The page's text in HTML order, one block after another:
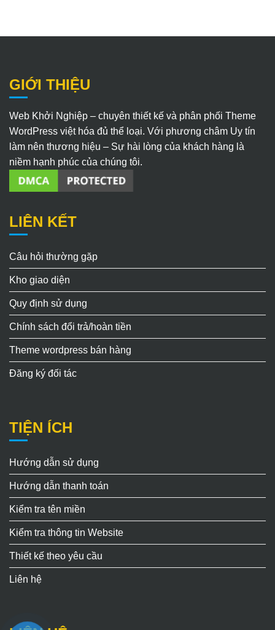
GIỚI THIỆU
Web Khởi Nghiệp – chuyên thiết kế và phân phối Theme
WordPress việt hóa đủ thể loại. Với phương châm Uy tín
làm nên thương hiệu – Sự hài lòng của khách hàng là
niềm hạnh phúc của chúng tôi.
LIÊN KẾT
Câu hỏi thường gặp
Kho giao diện
Quy định sử dụng
Chính sách đổi trả/hoàn tiền
Theme wordpress bán hàng
Đăng ký đối tác
TIỆN ÍCH
Hướng dẫn sử dụng
Hướng dẫn thanh toán
Kiểm tra tên miền
Kiểm tra thông tin Website
Thiết kế theo yêu cầu
Liên hệ